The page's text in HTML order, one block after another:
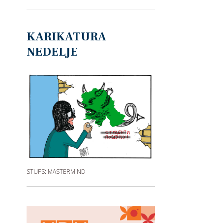
KARIKATURA
NEDELJE
STUPS: MASTERMIND